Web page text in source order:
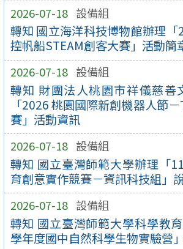
2026-07-18 設備組
轉知 國立海洋科技博物館辦理
控帆船STEAM創客大賽」活動簡
2026-07-18 設備組
轉知 財團法人桃園市祥儀慈善
「2026 桃園國際新創機器人節
賽」活動資訊
2026-07-18 設備組
轉知 國立臺灣師範大學辦理「
育創意實作競賽－資訊科技組」
2026-07-18 設備組
轉知 國立臺灣師範大學科學教
學年度國中自然科學生物實驗營